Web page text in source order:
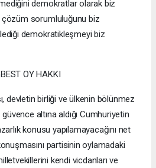
demokratlar olarak biz
çözüm sorumluluğunu biz
demokratikleşmeyi biz
OY HAKKI
devletin birliği ve ülkenin bölünmez
altına aldığı Cumhuriyetin
konusu yapılamayacağını net
partisinin oylamadaki
kendi vicdanları ve